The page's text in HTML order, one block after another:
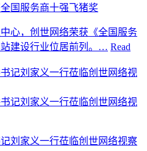
国服务商十强飞猪奖
心，创世网络荣获《全国服务
建设行业位居前列。… Read
刘家义一行莅临创世网络视察